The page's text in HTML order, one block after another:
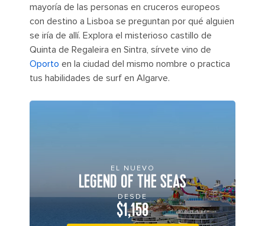
mayoría de las personas en cruceros europeos
con destino a Lisboa se preguntan por qué alguien
se iría de allí. Explora el misterioso castillo de
Quinta de Regaleira en Sintra, sírvete vino de
Oporto en la ciudad del mismo nombre o practica
tus habilidades de surf en Algarve.
EL NUEVO
LEGEND OF THE SEAS
DESDE
$1,158